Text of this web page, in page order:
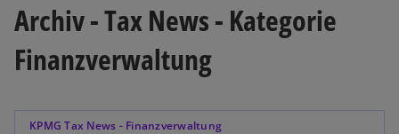
t
ö
Archiv - Tax News - Kategorie
Finanzverwaltung
KPMG Tax News - Finanzverwaltung